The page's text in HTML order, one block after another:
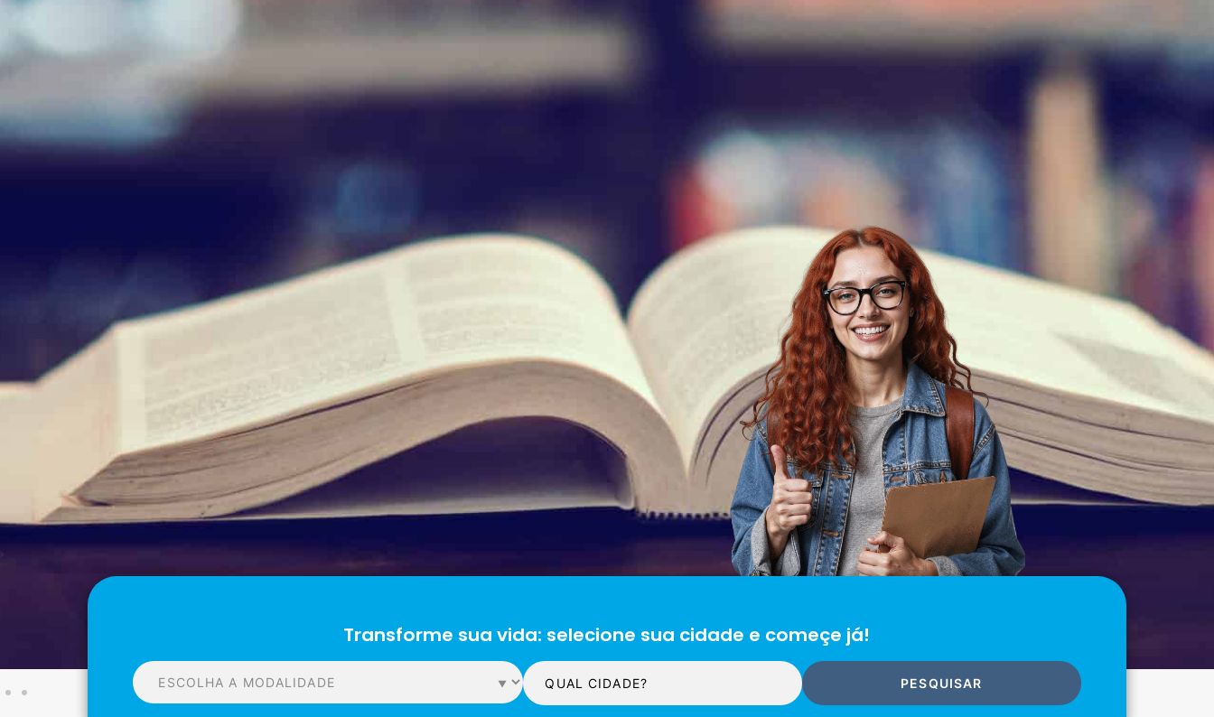
Transforme sua vida: selecione sua cidade e começe já!
PESQUISAR